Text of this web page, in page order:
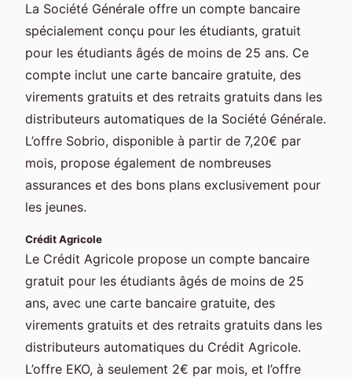
La Société Générale offre un compte bancaire
spécialement conçu pour les étudiants, gratuit
pour les étudiants âgés de moins de 25 ans. Ce
compte inclut une carte bancaire gratuite, des
virements gratuits et des retraits gratuits dans les
distributeurs automatiques de la Société Générale.
L’offre Sobrio, disponible à partir de 7,20€ par
mois, propose également de nombreuses
assurances et des bons plans exclusivement pour
les jeunes.
Crédit Agricole
Le Crédit Agricole propose un compte bancaire
gratuit pour les étudiants âgés de moins de 25
ans, avec une carte bancaire gratuite, des
virements gratuits et des retraits gratuits dans les
distributeurs automatiques du Crédit Agricole.
L’offre EKO, à seulement 2€ par mois, et l’offre